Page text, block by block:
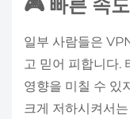
🎮 빠른 속
일부 사람들은
고 믿어 피합니다.
영향을 미칠 수 있
크게 저하시켜서